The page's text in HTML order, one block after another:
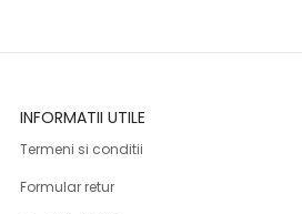
INFORMATII UTILE
Termeni si conditii
Formular retur